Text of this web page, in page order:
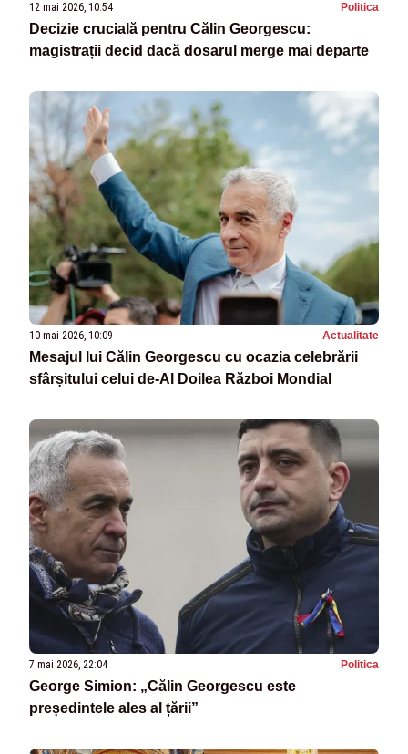
12 mai 2026, 10:54 Politica
Decizie crucială pentru Călin Georgescu:
magistrații decid dacă dosarul merge mai departe
10 mai 2026, 10:09 Actualitate
Mesajul lui Călin Georgescu cu ocazia celebrării
sfârșitului celui de-Al Doilea Război Mondial
7 mai 2026, 22:04 Politica
George Simion: „Călin Georgescu este
președintele ales al țării”